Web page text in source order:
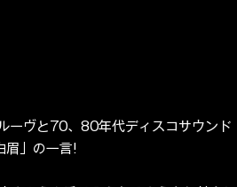
ーヴと70、80年代ディスコサウンド
眉」の一言!